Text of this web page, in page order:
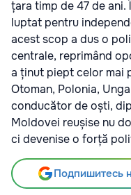
țara timp de 47 de
luptat pentru
acest scop a dus o
centrale, reprimând
a ținut piept celor mai
Otoman, Polonia,
conducător de oști,
Moldovei reușise nu
ci devenise o forță
Подпишитесь